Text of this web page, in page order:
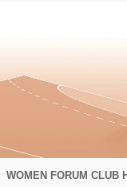
WOMEN FORUM CLUB